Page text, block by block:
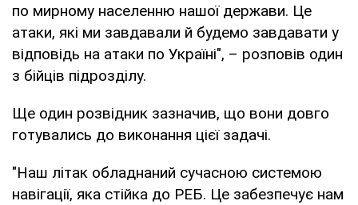
по мирному населенню нашої держави. Це
атаки, які ми завдавали й будемо завдавати у
відповідь на атаки по Україні", – розповів один
з бійців підрозділу.
Ще один розвідник зазначив, що вони довго
готувались до виконання цієї задачі.
"Наш літак обладнаний сучасною системою
навігації, яка стійка до РЕБ. Це забезпечує нам